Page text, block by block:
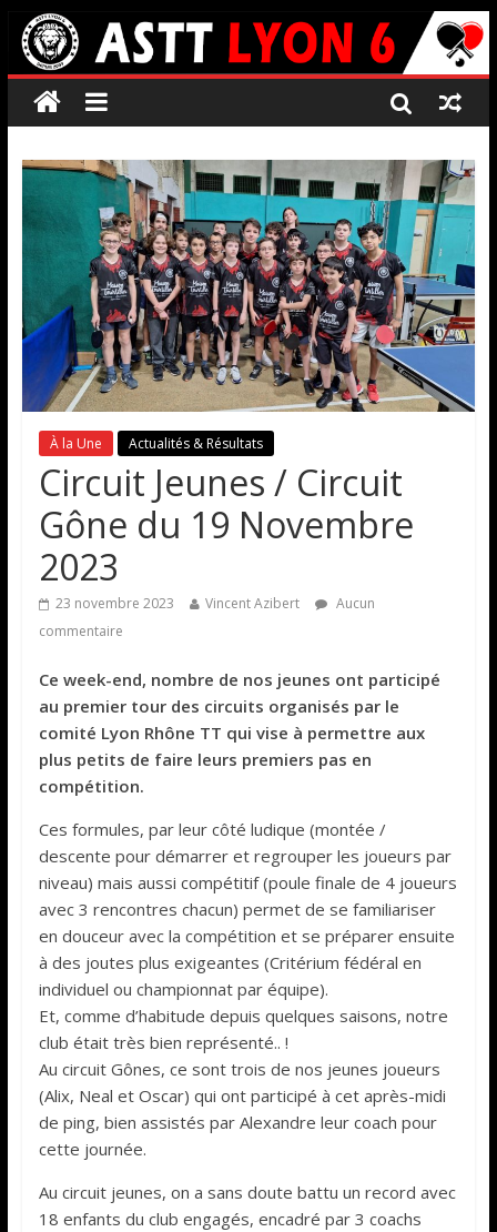
À la Une Actualités & Résultats
Circuit Jeunes / Circuit
Gône du 19 Novembre
2023
23 novembre 2023 Vincent Azibert
Aucun
commentaire
Ce week-end, nombre de nos jeunes ont participé
au premier tour des circuits organisés par le
comité Lyon Rhône TT qui vise à permettre aux
plus petits de faire leurs premiers pas en
compétition.
Ces formules, par leur côté ludique (montée /
descente pour démarrer et regrouper les joueurs par
niveau) mais aussi compétitif (poule finale de 4 joueurs
avec 3 rencontres chacun) permet de se familiariser
en douceur avec la compétition et se préparer ensuite
à des joutes plus exigeantes (Critérium fédéral en
individuel ou championnat par équipe).
Et, comme d’habitude depuis quelques saisons, notre
club était très bien représenté.. !
Au circuit Gônes, ce sont trois de nos jeunes joueurs
(Alix, Neal et Oscar) qui ont participé à cet après-midi
de ping, bien assistés par Alexandre leur coach pour
cette journée.
Au circuit jeunes, on a sans doute battu un record avec
18 enfants du club engagés, encadré par 3 coachs